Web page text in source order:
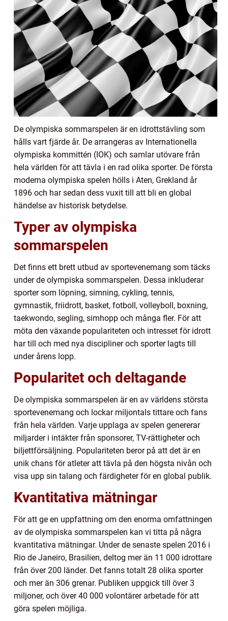
De olympiska sommarspelen är en idrottstävling som
hålls vart fjärde år. De arrangeras av Internationella
olympiska kommittén (IOK) och samlar utövare från
hela världen för att tävla i en rad olika sporter. De första
moderna olympiska spelen hölls i Aten, Grekland år
1896 och har sedan dess vuxit till att bli en global
händelse av historisk betydelse.
Typer av olympiska
sommarspelen
Det finns ett brett utbud av sportevenemang som täcks
under de olympiska sommarspelen. Dessa inkluderar
sporter som löpning, simning, cykling, tennis,
gymnastik, friidrott, basket, fotboll, volleyboll, boxning,
taekwondo, segling, simhopp och många fler. För att
möta den växande populariteten och intresset för idrott
har till och med nya discipliner och sporter lagts till
under årens lopp.
Popularitet och deltagande
De olympiska sommarspelen är en av världens största
sportevenemang och lockar miljontals tittare och fans
från hela världen. Varje upplaga av spelen genererar
miljarder i intäkter från sponsorer, TV-rättigheter och
biljettförsäljning. Populariteten beror på att det är en
unik chans för atleter att tävla på den högsta nivån och
visa upp sin talang och färdigheter för en global publik.
Kvantitativa mätningar
För att ge en uppfattning om den enorma omfattningen
av de olympiska sommarspelen kan vi titta på några
kvantitativa mätningar. Under de senaste spelen 2016 i
Rio de Janeiro, Brasilien, deltog mer än 11 000 idrottare
från över 200 länder. Det fanns totalt 28 olika sporter
och mer än 306 grenar. Publiken uppgick till över 3
miljoner, och över 40 000 volontärer arbetade för att
göra spelen möjliga.